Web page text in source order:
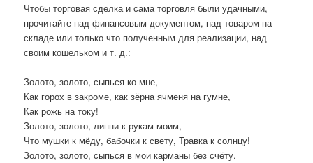
Чтобы торговая сделка и сама торговля были удачными,
прочитайте над финансовым документом, над товаром на
складе или только что полученным для реализации, над
своим кошельком и т. д.:
Золото, золото, сыпься ко мне,
Как горох в закроме, как зёрна ячменя на гумне,
Как рожь на току!
Золото, золото, липни к рукам моим,
Что мушки к мёду, бабочки к свету, Травка к солнцу!
Золото, золото, сыпься в мои карманы без счёту.